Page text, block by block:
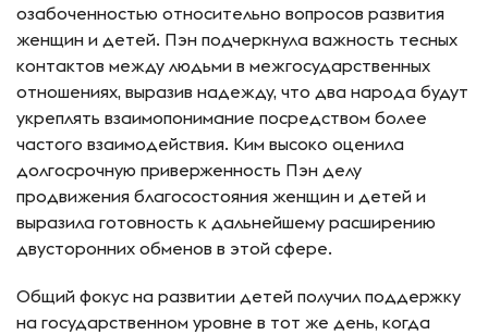
озабоченностью относительно вопросов развития
женщин и детей. Пэн подчеркнула важность тесных
контактов между людьми в межгосударственных
отношениях, выразив надежду, что два народа будут
укреплять взаимопонимание посредством более
частого взаимодействия. Ким высоко оценила
долгосрочную приверженность Пэн делу
продвижения благосостояния женщин и детей и
выразила готовность к дальнейшему расширению
двусторонних обменов в этой сфере.
Общий фокус на развитии детей получил поддержку
на государственном уровне в тот же день, когда